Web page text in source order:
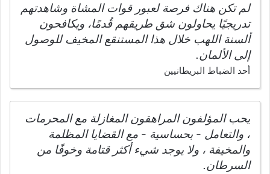
لم تكن هناك فرصة لعبور قوات المشاة وشاهدتهم
تدريجيًا يحاولون شق طريقهم قُدمًا، ويكافحون
ألسنة اللهب خلال هذا المستنقع المخيف للوصول
إلى الألمان.
أحد الضباط البريطانيين
يحب المؤلفون المراهقون المغازلة مع المحرمات
، والتعامل - بحساسية - مع القضايا المظلمة
والمخيفة ، ولا يوجد شيء أكثر قتامة وخوفًا من
السرطان.